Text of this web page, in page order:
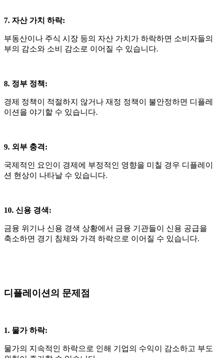
7. 자산 가치 하락:
부동산이나 주식 시장 등의 자산 가치가 하락하면 소비자들의
부의 감소와 소비 감소로 이어질 수 있습니다.
8. 정부 정책:
경제 정책이 적절하지 않거나 재정 정책이 불안정하면 디플레
이션을 야기할 수 있습니다.
9. 외부 충격:
국제적인 요인이 경제에 부정적인 영향을 미칠 경우 디플레이
션 현상이 나타날 수 있습니다.
10. 신용 경색:
금융 위기나 신용 경색 상황에서 금융 기관들이 신용 공급을
축소하면 경기 침체와 가격 하락으로 이어질 수 있습니다.
디플레이션의 문제점
1. 물가 하락:
물가의 지속적인 하락으로 인해 기업의 수익이 감소하고 부도